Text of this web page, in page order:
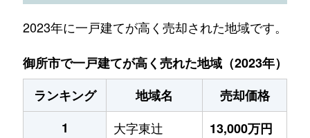
2023年に一戸建てが高く売却された地域です。
御所市で一戸建てが高く売れた地域（2023年）
ランキング
地域名
売却価格
1
大字東辻
13,000万円